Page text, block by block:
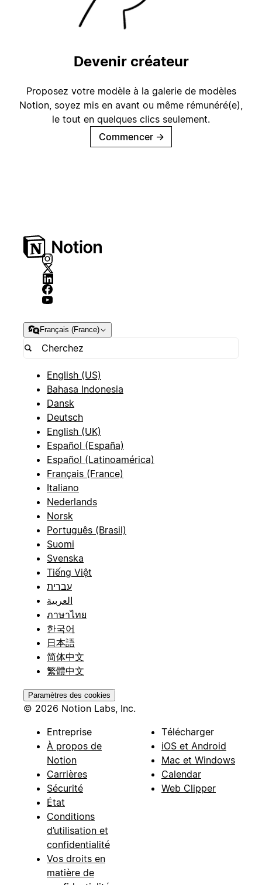
Devenir créateur
Proposez votre modèle à la galerie de modèles
Notion, soyez mis en avant ou même rémunéré(e),
le tout en quelques clics seulement.
Commencer →
Français (France)
English (US)
Bahasa Indonesia
Dansk
Deutsch
English (UK)
Español (España)
Español (Latinoamérica)
Français (France)
Italiano
Nederlands
Norsk
Português (Brasil)
Suomi
Svenska
Tiếng Việt
עברית
العربية
ภาษาไทย
한국어
日本語
简体中文
繁體中文
Paramètres des cookies
© 2026 Notion Labs, Inc.
Entreprise
À propos de
Notion
Carrières
Sécurité
État
Conditions
d’utilisation et
confidentialité
Vos droits en
matière de
Télécharger
iOS et Android
Mac et Windows
Calendar
Web Clipper